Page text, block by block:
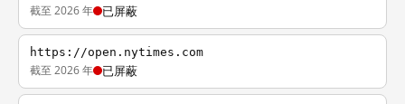
截至 2026 年 已屏蔽
https://open.nytimes.com
截至 2026 年 已屏蔽